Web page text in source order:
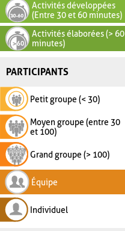
Activités développées
(Entre 30 et 60 minutes)
Activités élaborées (> 60
minutes)
PARTICIPANTS
Petit groupe (< 30)
Moyen groupe (entre 30
et 100)
Grand groupe (> 100)
Équipe
Individuel